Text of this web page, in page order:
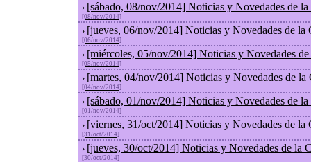
› [sábado, 08/nov/2014] Noticias y Novedades de
[08/nov/2014]
› [jueves, 06/nov/2014] Noticias y Novedades de la
[06/nov/2014]
› [miércoles, 05/nov/2014] Noticias y Novedades
[05/nov/2014]
› [martes, 04/nov/2014] Noticias y Novedades de la
[04/nov/2014]
› [sábado, 01/nov/2014] Noticias y Novedades de
[01/nov/2014]
› [viernes, 31/oct/2014] Noticias y Novedades de la
[31/oct/2014]
› [jueves, 30/oct/2014] Noticias y Novedades de la
[30/oct/2014]